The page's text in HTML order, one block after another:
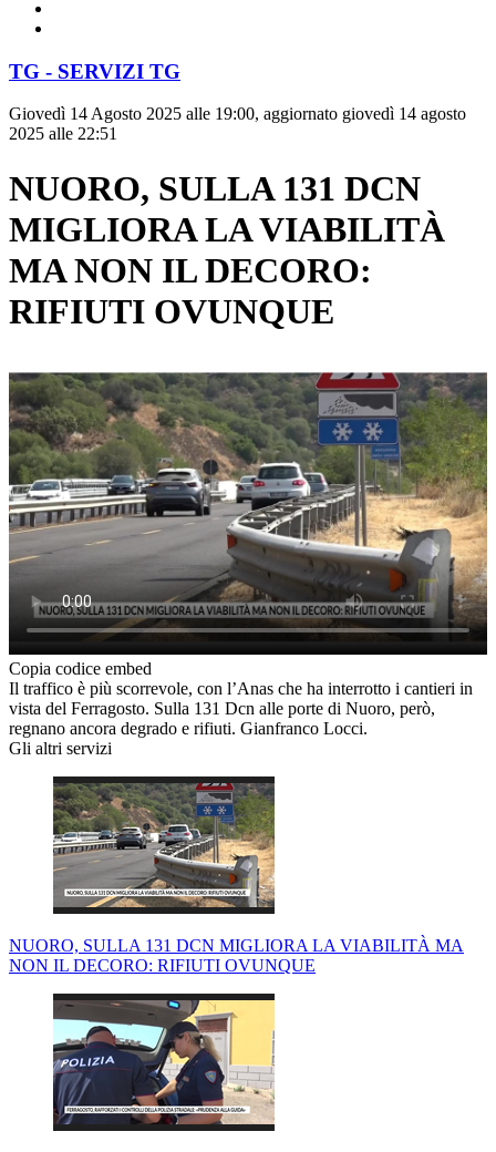
TG - SERVIZI TG
Giovedì 14 Agosto 2025 alle 19:00, aggiornato giovedì 14 agosto
2025 alle 22:51
NUORO, SULLA 131 DCN
MIGLIORA LA VIABILITÀ
MA NON IL DECORO:
RIFIUTI OVUNQUE
Copia codice embed
Il traffico è più scorrevole, con l’Anas che ha interrotto i cantieri in
vista del Ferragosto. Sulla 131 Dcn alle porte di Nuoro, però,
regnano ancora degrado e rifiuti. Gianfranco Locci.
Gli altri servizi
NUORO, SULLA 131 DCN MIGLIORA LA VIABILITÀ MA
NON IL DECORO: RIFIUTI OVUNQUE